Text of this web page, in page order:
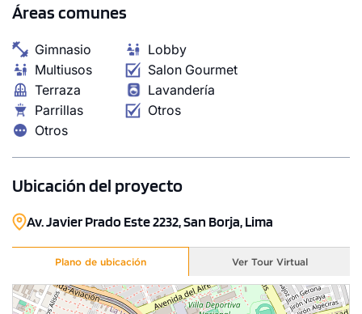
Áreas comunes
Gimnasio
Lobby
Multiusos
Salon Gourmet
Terraza
Lavandería
Parrillas
Otros
Otros
Ubicación del proyecto
Av. Javier Prado Este 2232, San Borja, Lima
Plano de ubicación Ver Tour Virtual